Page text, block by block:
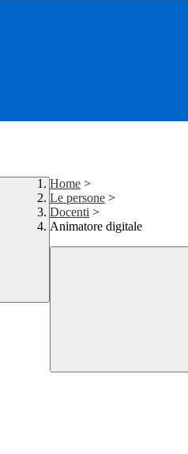
Home >
Le persone >
Docenti >
Animatore digitale